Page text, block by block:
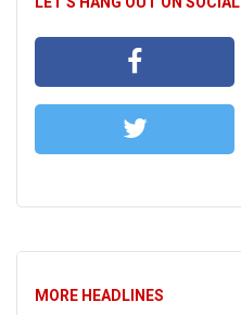
MORE HEADLINES